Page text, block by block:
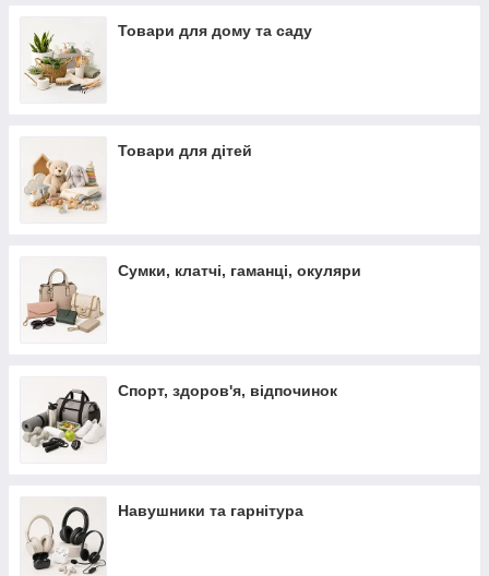
Товари для дому та саду
Товари для дітей
Сумки, клатчі, гаманці, окуляри
Спорт, здоров'я, відпочинок
Навушники та гарнітура